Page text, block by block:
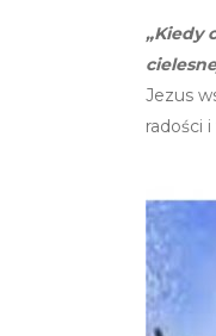
„Kiedy
Jezus
radości